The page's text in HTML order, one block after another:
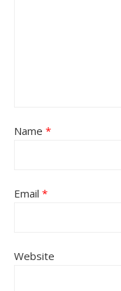
Name *
Email *
Website